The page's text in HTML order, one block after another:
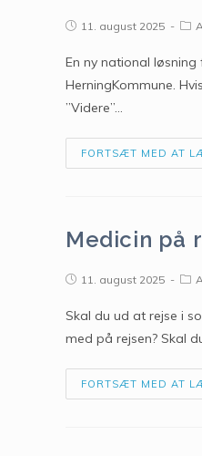
11. august 2025
En ny national
HerningKommune.
”Videre”…
FORTSÆT MED AT
Medicin på
11. august 2025
Skal du ud at rejse i
med på rejsen? Skal
FORTSÆT MED AT